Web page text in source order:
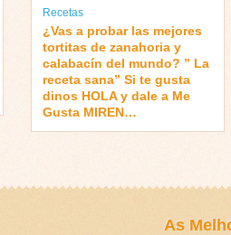
Recetas
¿Vas a probar las mejores
tortitas de zanahoria y
calabacín del mundo? ” La
receta sana” Si te gusta
dinos HOLA y dale a Me
Gusta MIREN…
As